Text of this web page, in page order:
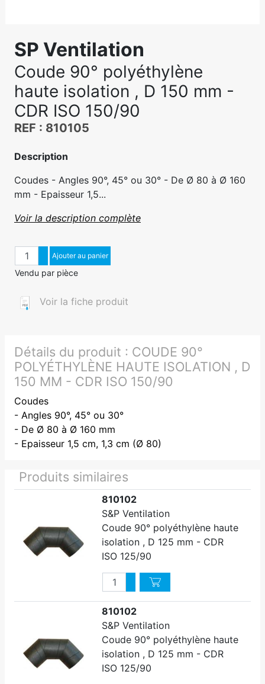
SP Ventilation
Coude 90° polyéthylène
haute isolation , D 150 mm -
CDR ISO 150/90
REF : 810105
Description
Coudes - Angles 90°, 45° ou 30° - De Ø 80 à Ø 160
mm - Epaisseur 1,5...
Voir la description complète
QuantitéAugmenter quantité
Diminuer quantité
Ajouter au panier
Vendu par pièce
Voir la fiche produit
Détails du produit : COUDE 90°
POLYÉTHYLÈNE HAUTE ISOLATION , D
150 MM - CDR ISO 150/90
Coudes
- Angles 90°, 45° ou 30°
- De Ø 80 à Ø 160 mm
- Epaisseur 1,5 cm, 1,3 cm (Ø 80)
Produits similaires
810102
S&P Ventilation
Coude 90° polyéthylène haute
isolation , D 125 mm - CDR
ISO 125/90
QuantitéAugmenter quantité
Diminuer quantité
810102
S&P Ventilation
Coude 90° polyéthylène haute
isolation , D 125 mm - CDR
ISO 125/90